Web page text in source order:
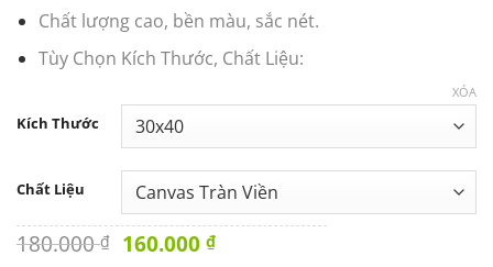
Chất lượng cao, bền màu, sắc nét.
Tùy Chọn Kích Thước, Chất Liệu:
Kích Thước
Chất Liệu
XÓA
180.000₫ Original
160.000 ₫Current